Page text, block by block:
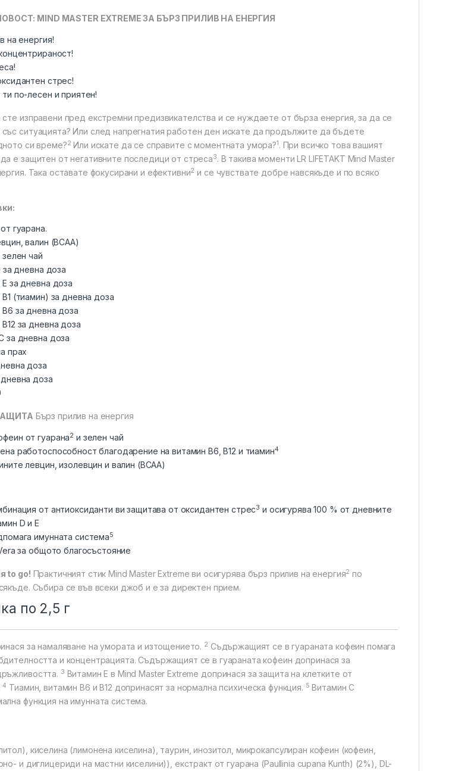
MIND MASTER EXTREME ЗА БЪРЗ ПРИЛИВ НА ЕНЕРГИЯ
на енергия!
стрес!
по-лесен и приятен!
изправени пред екстремни предизвикателства и се нуждаете от бърза енергия, за да се
ситуацията? Или след напрегнатия работен ден искате да продължите да бъдете
си време?2 Или искате да се справите с моментната умора?1. При всичко това вашият
е защитен от негативните последици от стреса3. В такива моменти LR LIFETAKT Mind Master
Така оставате фокусирани и ефективни2 и се чувствате добре навсякъде и по всяко
гуарана.
валин (BCAA)
чай
за дневна доза
за дневна доза
(тиамин) за дневна доза
за дневна доза
за дневна доза
за дневна доза
прах
доза
доза
Бърз прилив на енергия
от гуарана2 и зелен чай
работоспособност благодарение на витамин B6, B12 и тиамин4
левцин, изолевцин и валин (BCAA)
от антиоксиданти ви защитава от оксидантен стрес3 и осигурява 100 % от дневните
D и E
имунната система5
за общото благосъстояние
to go! Практичният стик Mind Master Extreme ви осигурява бърз прилив на енергия2 по
Събира се във всеки джоб и е за директен прием.
по 2,5 г
за намаляване на умората и изтощението. 2 Съдържащият се в гуараната кофеин помага
и концентрацията. Съдържащият се в гуараната кофеин допринася за
3 Витамин E в Mind Master Extreme допринася за защита на клетките от
4 Тиамин, витамин B6 и B12 допринасят за нормална психическа функция. 5 Витамин C
функция на имунната система.
киселина (лимонена киселина), таурин, инозитол, микрокапсулиран кофеин (кофеин,
и диглицериди на мастни киселини)), екстракт от гуарана (Paullinia cupana Kunth) (2%), DL-